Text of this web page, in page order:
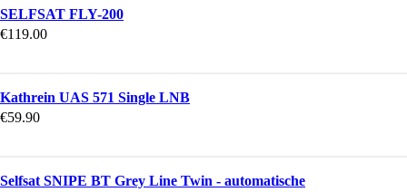
SELFSAT FLY-200
€119.00
Kathrein UAS 571 Single LNB
€59.90
Selfsat SNIPE BT Grey Line Twin - automatische